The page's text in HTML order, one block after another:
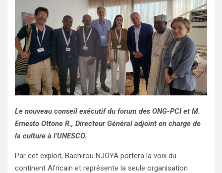
Le nouveau conseil exécutif du forum des ONG-PCI et M.
Ernesto Ottone R., Directeur Général adjoint en charge de
la culture à l’UNESCO.
Par cet exploit, Bachirou NJOYA portera la voix du
continent Africain et représente la seule organisation